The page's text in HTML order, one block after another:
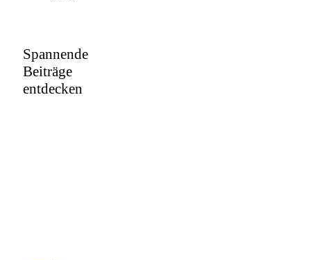
Spannende
Beiträge
entdecken